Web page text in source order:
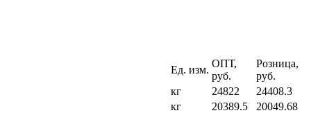
Ед. изм.
ОПТ,
руб.
Розница,
руб.
кг
24822
24408.3
кг
20389.5
20049.68